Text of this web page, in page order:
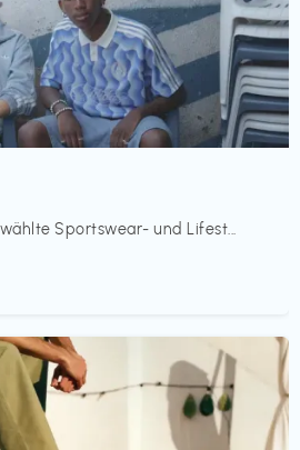
Sportswear- und Lifest...